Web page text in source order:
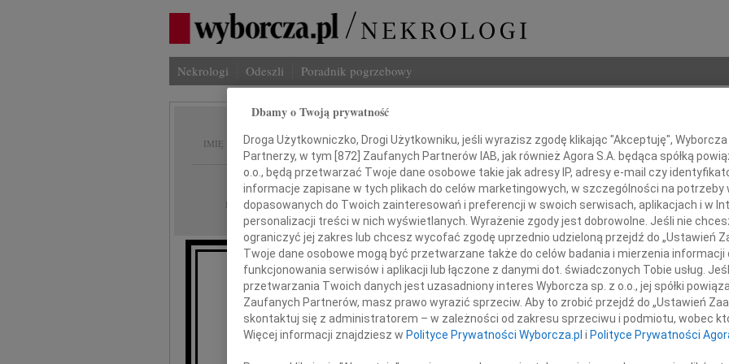
Nekrologi Odeszli Poradnik pogrzebowy
IMIĘ I NAZWISKO: Barbara Kaczmarkiewicz
REGION: Łódź
DATA EMISJI: 05.06.2026
Z głębokim smutkiem przyjęliśmy wiadomość, że 26 maja 2026 roku zmarła
Imię i
INNE
Z
Z
W
Jan
W
Dbamy o Twoją prywatność
Droga Użytkowniczko, Drogi Użytkowniku, jeśli wyrazisz zgodę klikając "Akceptuję",
Partnerzy, w tym [ 872 ] Zaufanych Partnerów IAB, jak również Agora S.A. będąca spółką
o.o., będą przetwarzać Twoje dane osobowe takie jak adresy IP, adresy e-mail czy
informacje zapisane w tych plikach do celów marketingowych, w szczególności na potrzeby
dopasowanych do Twoich zainteresowań i preferencji w swoich serwisach, aplikacjach i w
personalizacji treści w nich wyświetlanych. Wyrażenie zgody jest dobrowolne. Jeśli nie
ograniczyć jej zakres lub chcesz wycofać zgodę uprzednio udzieloną przejdź do „Ustawień
Twoje dane osobowe mogą być przetwarzane także do celów badania i mierzenia
funkcjonowania serwisów i aplikacji lub łączone z danymi dot. świadczonych Tobie usług.
przetwarzania Twoich danych jest uzasadniony interes Wyborcza sp. z o.o., jej spółki
Zaufanych Partnerów, masz prawo wyrazić sprzeciw. Aby to zrobić przejdź do „Ustawień
skontaktuj się z administratorem – w zależności od zakresu sprzeciwu i podmiotu, wobec
Więcej informacji znajdziesz w Polityce Prywatności Wyborcza.pl i Polityce Prywatności